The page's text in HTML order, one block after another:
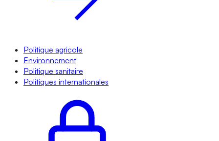
Politique agricole
Environnement
Politique sanitaire
Politiques internationales